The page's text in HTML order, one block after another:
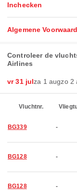
Inchecken
Algemene
Controleer de
Airlines
vr 31 julza 1 augzo 2
Vluchtnr.
BG339 -
BG128 -
BG128 -